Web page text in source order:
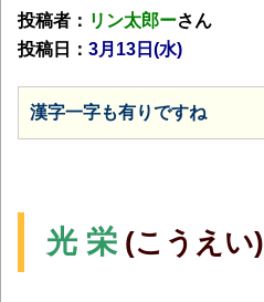
投稿者： リン太郎ーさん
投稿日： 3月13日(水)
漢字一字も有りですね
光 栄(こうえい)